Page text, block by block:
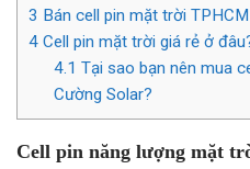
3 Bán cell pin mặt trời TPHCM
4 Cell pin mặt trời giá rẻ ở
4.1 Tại sao bạn nên mua
Cường Solar?
Cell pin năng lượng mặt